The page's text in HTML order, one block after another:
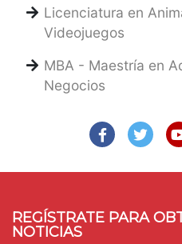
Licenciatura en
Videojuegos
MBA - Maestría en
Negocios
REGÍSTRATE PARA
NOTICIAS